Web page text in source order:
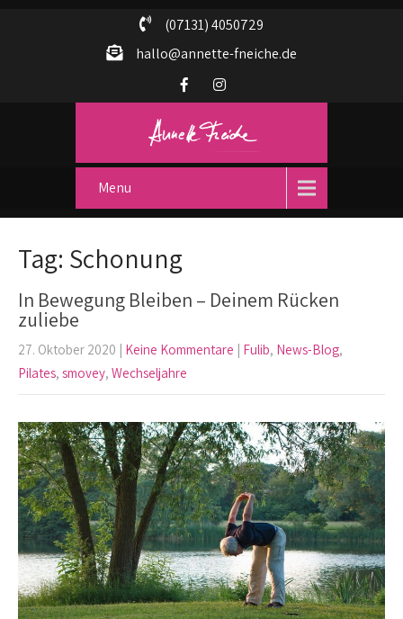
(07131) 4050729
hallo@annette-fneiche.de
Menu
Tag: Schonung
In Bewegung Bleiben – Deinem Rücken
zuliebe
27. Oktober 2020 | Keine Kommentare | Fulib, News-Blog,
Pilates, smovey, Wechseljahre